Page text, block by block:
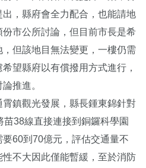
，縣府會全力配合，也能請地
市公所討論，但目前市長是希
但該地目無法變更，一樓仍需
望縣府以有償撥用方式進行，
推進。
鎮觀光發展，縣長鍾東錦針對
38線直接連接到銅鑼科學園
60到70億元，評估交通量不
不大因此僅能暫緩，至於消防